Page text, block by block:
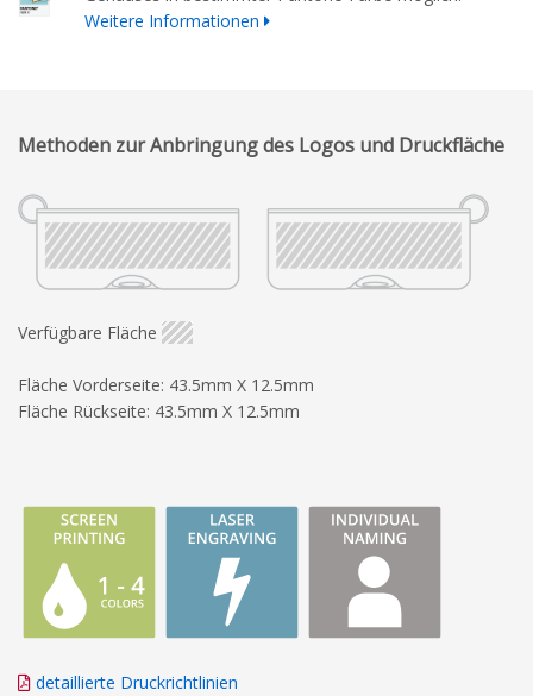
Weitere Informationen
Methoden zur Anbringung des Logos und Druckfläche
Verfügbare Fläche
Fläche Vorderseite: 43.5mm X 12.5mm
Fläche Rückseite: 43.5mm X 12.5mm
detaillierte Druckrichtlinien